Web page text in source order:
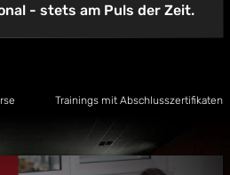
- stets am Puls der Zeit.
Trainings mit Abschlusszertifikaten